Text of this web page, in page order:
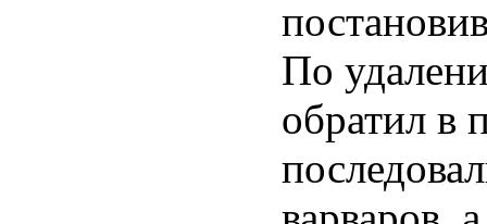
По
обратил в